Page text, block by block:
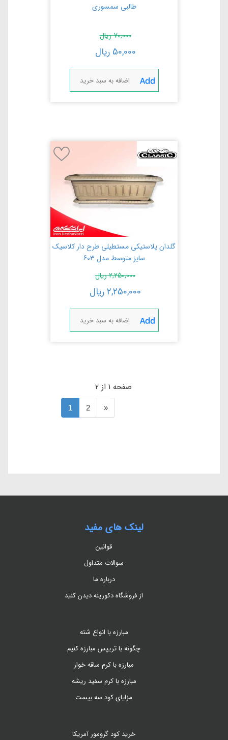
طالبی سمسوری
70,000ریال
50,000 ریال
اضافه به سبد خرید
گلدان پلاستیکی مستطیلی طرح دار کلاسیک
سایز متوسط مدل 603
2,250,000ریال
2,250,000ریال
اضافه به سبد خرید
صفحه 1 از 2
1 2 »
لینک های مفید
قوانین
سوالات متداول
درباره ما
از فروشگاه دکورینه دیدن کنید
مبارزه با انواع شته
چگونه با تریپس مبارزه کنیم
مبارزه با کرم ساقه خوار
مبارزه با کرم سفید ریشه
مزایای کود سه بیست
خرید کود گرومور آمریکا